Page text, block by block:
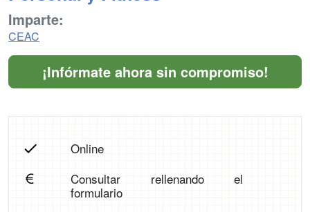
Imparte:
CEAC
¡Infórmate ahora sin compromiso!
Online
Consultar rellenando el
formulario